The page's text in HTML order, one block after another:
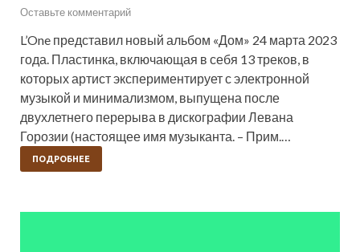
Оставьте комментарий
L’One представил новый альбом «Дом» 24 марта 2023
года. Пластинка, включающая в себя 13 треков, в
которых артист экспериментирует с электронной
музыкой и минимализмом, выпущена после
двухлетнего перерыва в дискографии Левана
Горозии (настоящее имя музыканта. – Прим.…
ПОДРОБНЕЕ